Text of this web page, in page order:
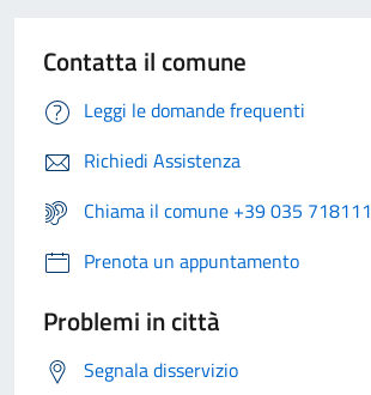
Contatta il comune
Leggi le domande frequenti
Richiedi Assistenza
Chiama il comune +39 035 718111
Prenota un appuntamento
Problemi in città
Segnala disservizio